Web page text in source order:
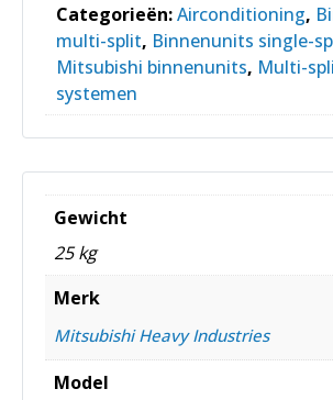
Categorieën:Airconditioning,
multi-split, Binnenunits single-
Mitsubishi binnenunits, Multi-
systemen
Gewicht
25 kg
Merk
Mitsubishi Heavy Industries
Model